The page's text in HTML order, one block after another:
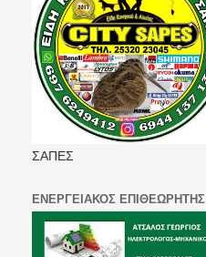
ΣΑΠΕΣ
ΕΝΕΡΓΕΙΑΚΟΣ ΕΠΙΘΕΩΡΗΤΗΣ